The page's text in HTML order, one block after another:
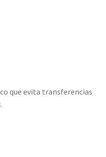
que evita transferencias